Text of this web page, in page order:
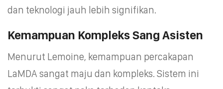
dan teknologi jauh lebih signifikan.
Kemampuan Kompleks Sang Asisten
Menurut Lemoine, kemampuan percakapan
LaMDA sangat maju dan kompleks. Sistem ini